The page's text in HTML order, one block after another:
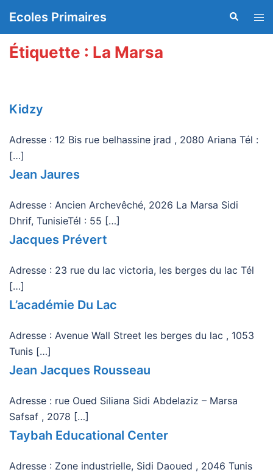
auEcoles Primaires
le
Étiquette : La Marsa
Kidzy
Adresse : 12 Bis rue belhassine jrad , 2080 Ariana Tél :
[…]
Jean Jaures
Adresse : Ancien Archevêché, 2026 La Marsa Sidi
Dhrif, TunisieTél : 55 […]
Jacques Prévert
Adresse : 23 rue du lac victoria, les berges du lac Tél
[…]
L’académie Du Lac
Adresse : Avenue Wall Street les berges du lac , 1053
Tunis […]
Jean Jacques Rousseau
Adresse : rue Oued Siliana Sidi Abdelaziz – Marsa
Safsaf , 2078 […]
Taybah Educational Center
Adresse : Zone industrielle, Sidi Daoued , 2046 Tunis